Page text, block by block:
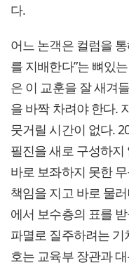
다.
어느 논객은 컬럼을
를 지배한다”는 뼈있
은 이 교훈을 잘 새겨
을 바짝 차려야 한다.
뭇거릴 시간이 없다.
필진을 새로 구성하
바로 보좌하지 못한
책임을 지고 바로 물
에서 보수층의 표를
파멸로 질주하려는
호는 교육부 장관과